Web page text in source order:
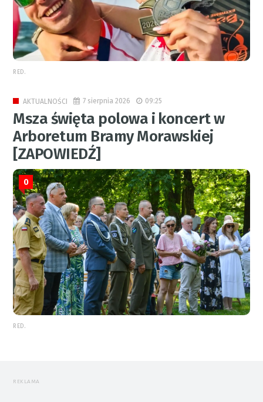
RED.
AKTUALNOŚCI 7 sierpnia 2026 09:25
Msza święta polowa i koncert w
Arboretum Bramy Morawskiej
[ZAPOWIEDŹ]
0
RED.
REKLAMA